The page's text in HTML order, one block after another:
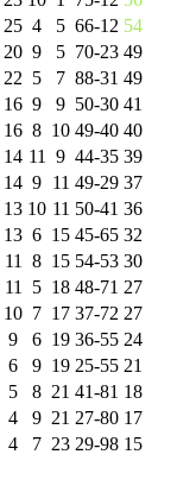
25 4 5 66-12 54
20 9 5 70-23 49
22 5 7 88-31 49
16 9 9 50-30 41
16 8 10 49-40 40
14 11 9 44-35 39
14 9 11 49-29 37
13 10 11 50-41 36
13 6 15 45-65 32
11 8 15 54-53 30
11 5 18 48-71 27
10 7 17 37-72 27
9 6 19 36-55 24
6 9 19 25-55 21
5 8 21 41-81 18
4 9 21 27-80 17
4 7 23 29-98 15